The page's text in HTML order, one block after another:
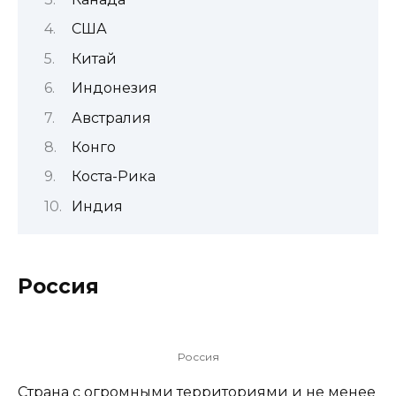
США
Китай
Индонезия
Австралия
Конго
Коста-Рика
Индия
Россия
Россия
Страна с огромными территориями и не менее